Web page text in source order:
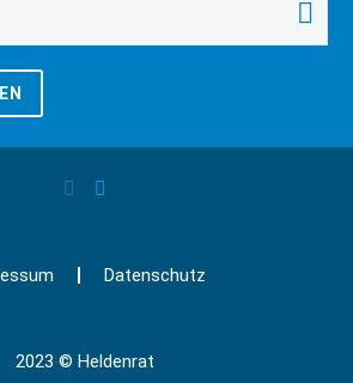
Datenschutz
2023 © Heldenrat